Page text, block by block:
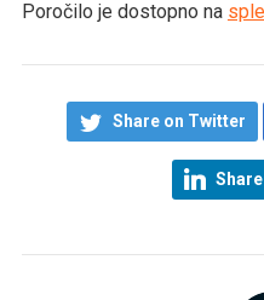
Poročilo je dostopno na
Share on Twitter